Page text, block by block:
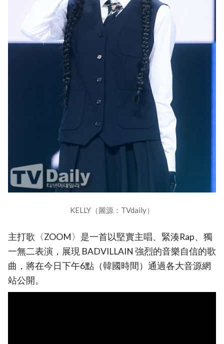
KELLY（圖源：TVdaily）
主打歌〈ZOOM〉是一首以堅實主唱、緊湊Rap、獨
一無二表演，展現 BADVILLAIN 強烈的音樂自信的歌
曲，將在今日下午6點（韓國時間）通過各大音源網
站公開。